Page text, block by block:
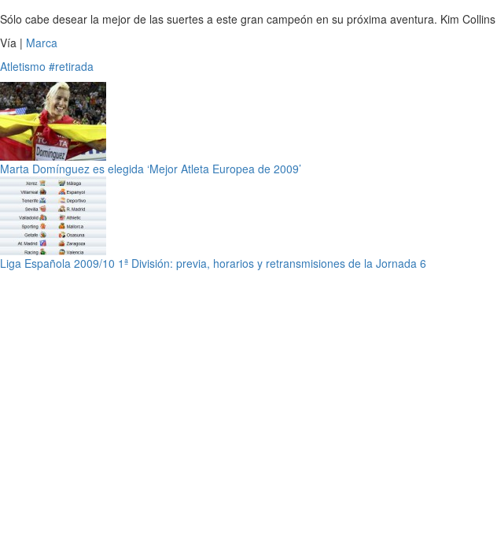
Sólo cabe desear la mejor de las suertes a este gran campeón en su próxima aventura. Kim
Vía | Marca
Atletismo #retirada
Marta Domínguez es elegida ‘Mejor Atleta Europea de 2009’
Liga Española 2009/10 1ª División: previa, horarios y retransmisiones de la Jornada 6